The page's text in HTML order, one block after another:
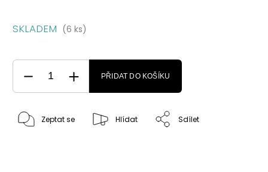
SKLADEM (6 ks)
PŘIDAT DO KOŠÍKU
Zeptat se Hlídat Sdílet